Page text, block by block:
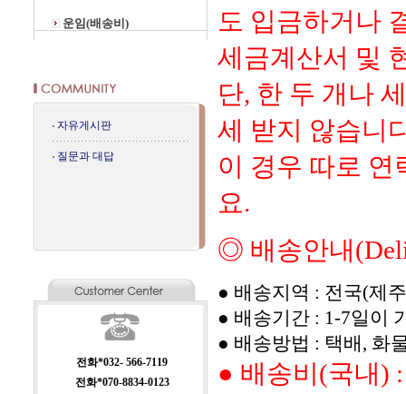
운임(배송비)
자유게시판
질문과 대답
전화*032- 566-7119
전화*070-8834-0123
도 입금하거나
세금계산서 및
단, 한 두 개나
세 받지 않습니
이 경우 따로 연
요.
◎ 배송안내
● 배송지역 : 전국(제
● 배송기간 : 1-7일이
● 배송방법 : 택배, 화
● 배송비(국내)